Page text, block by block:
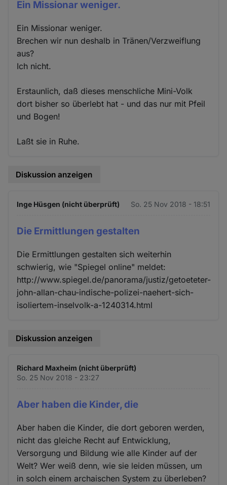
Ein Missionar weniger.
Ein Missionar weniger.
Brechen wir nun deshalb in Tränen/Verzweiflung
aus?
Ich nicht.
Erstaunlich, daß dieses menschliche Mini-Volk
dort bisher so überlebt hat - und das nur mit Pfeil
und Bogen!
Laßt sie in Ruhe.
Diskussion anzeigen
Inge Hüsgen (nicht überprüft) So. 25 Nov 2018 - 18:51
Die Ermittlungen gestalten
Die Ermittlungen gestalten sich weiterhin
schwierig, wie "Spiegel online" meldet:
http://www.spiegel.de/panorama/justiz/getoeteter-
john-allan-chau-indische-polizei-naehert-sich-
isoliertem-inselvolk-a-1240314.html
Diskussion anzeigen
Richard Maxheim (nicht überprüft)
So. 25 Nov 2018 - 23:27
Aber haben die Kinder, die
Aber haben die Kinder, die dort geboren werden,
nicht das gleiche Recht auf Entwicklung,
Versorgung und Bildung wie alle Kinder auf der
Welt? Wer weiß denn, wie sie leiden müssen, um
in solch einem archaischen System zu überleben?